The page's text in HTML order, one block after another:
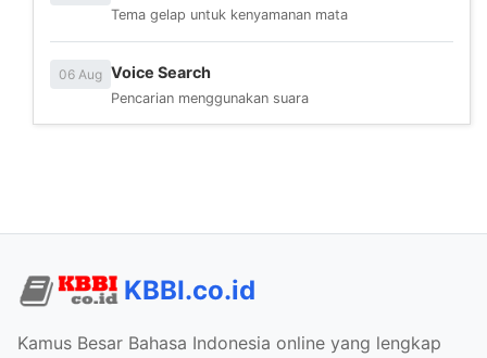
Tema gelap untuk kenyamanan mata
06 Aug Voice Search
Pencarian menggunakan suara
KBBI.co.id
Kamus Besar Bahasa Indonesia online yang lengkap